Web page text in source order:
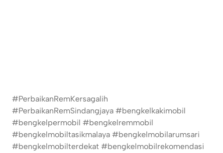
#PerbaikanRemKersagalih
#PerbaikanRemSindangjaya #bengkelkakimobil
#bengkelpermobil #bengkelremmobil
#bengkelmobiltasikmalaya #bengkelmobilarumsari
#bengkelmobilterdekat #bengkelmobilrekomendasi